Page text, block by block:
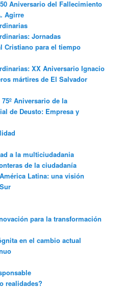
Aniversario del Fallecimiento
Agirre
Jornadas
Cristiano para el tiempo
XX Aniversario Ignacio
mártires de El Salvador
Aniversario de la
de Deusto: Empresa y
a la multiciudadania
de la ciudadanía
Latina: una visión
para la transformación
en el cambio actual
realidades?